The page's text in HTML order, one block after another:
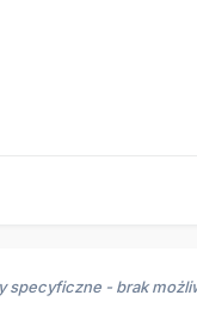
specyficzne - brak